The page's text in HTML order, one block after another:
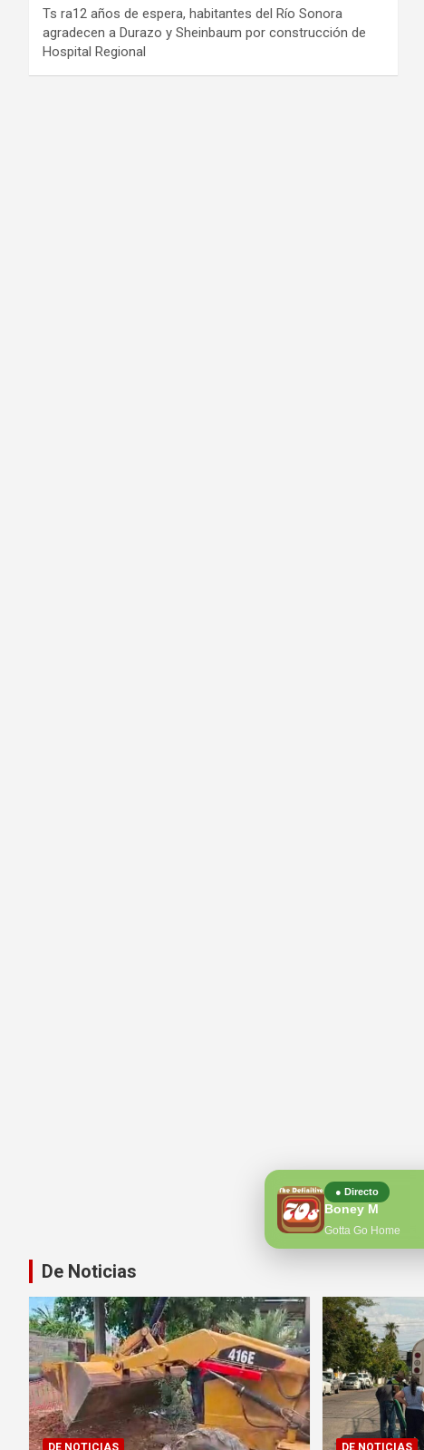
● Directo
Boney M
Gotta Go Home
Ts ra12 años de espera, habitantes del Río Sonora
agradecen a Durazo y Sheinbaum por construcción de
Hospital Regional
De Noticias
DE NOTICIAS DE NOTICIAS